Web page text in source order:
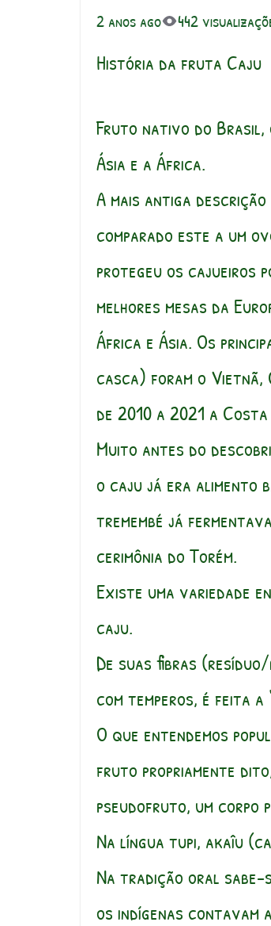
2 anos ago 442
História da fruta Caju
Fruto nativo do Brasil,
Ásia e a África.
A mais antiga
comparado este a um
protegeu os cajueiros
melhores mesas da
África e Ásia. Os
casca) foram o Vietnã,
de 2010 a 2021 a
Muito antes do
o caju já era alimento
tremembé já
cerimônia do Torém.
Existe uma variedade
caju.
De suas fibras
com temperos, é feita a
O que entendemos
fruto propriamente
pseudofruto, um corpo
Na língua tupi, akaîu
Na tradição oral sabe-
os indígenas